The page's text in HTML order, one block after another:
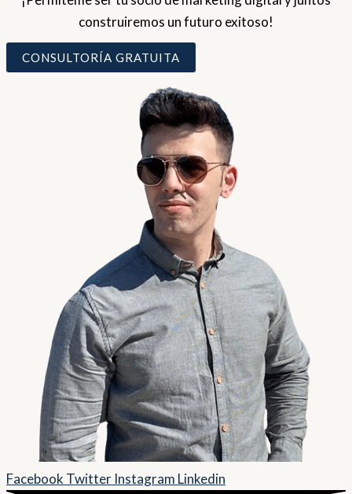
construiremos un futuro exitoso!
CONSULTORÍA GRATUITA
Facebook Twitter Instagram Linkedin